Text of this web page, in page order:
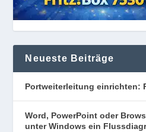
Neueste Beiträge
Portweiterleitung einrichten:
Word, PowerPoint oder
unter Windows ein